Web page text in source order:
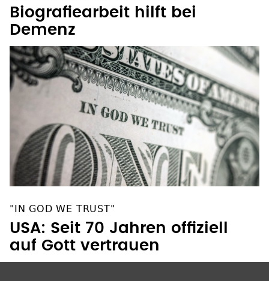
Biografiearbeit hilft bei
Demenz
"IN GOD WE TRUST"
USA: Seit 70 Jahren offiziell
auf Gott vertrauen